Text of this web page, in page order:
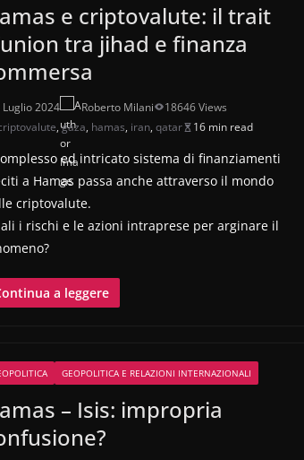
e criptovalute: il trait
tra jihad e finanza
Luglio 2024 Roberto Milani
18646 Views
,gaza, hamas, iran, qatar 16 min read
ed intricato sistema di finanziamenti
a Hamas passa anche attraverso il mondo
criptovalute.
i rischi e le azioni intraprese per arginare il
a leggere
GEOPOLITICA E RELAZIONI INTERNAZIONALI
– Isis: impropria